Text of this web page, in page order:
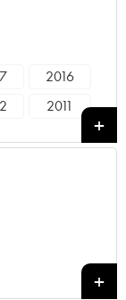
2016
2011
+